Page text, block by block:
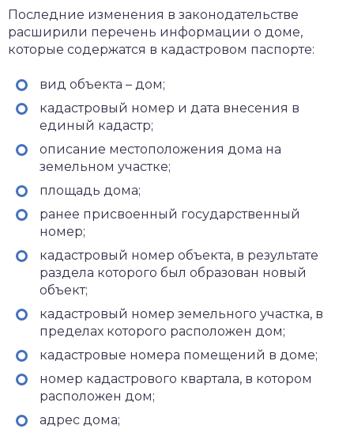
Последние изменения в законодательстве
расширили перечень информации о доме,
которые содержатся в кадастровом паспорте:
вид объекта – дом;
кадастровый номер и дата внесения в
единый кадастр;
описание местоположения дома на
земельном участке;
площадь дома;
ранее присвоенный государственный
номер;
кадастровый номер объекта, в результате
раздела которого был образован новый
объект;
кадастровый номер земельного участка, в
пределах которого расположен дом;
кадастровые номера помещений в доме;
номер кадастрового квартала, в котором
расположен дом;
адрес дома;